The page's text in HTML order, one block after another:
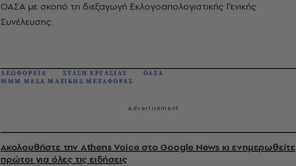
ΟΑΣΑ με σκοπό τη διεξαγωγή Εκλογοαπολογιστικής Γενικής
Συνέλευσης.
ΛΕΩΦΟΡΕΙΑ ΣΤΑΣΗ ΕΡΓΑΣΙΑΣ
ΟΑΣΑ
ΜΜΜ ΜΕΣΑ ΜΑΖΙΚΗΣ ΜΕΤΑΦΟΡΑΣ
Ακολουθήστε την Athens Voice στο Google News κι ενημερωθείτε
πρώτοι για όλες τις ειδήσεις